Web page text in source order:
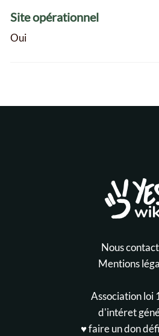
Site opérationnel
Oui
Nous
Mentions
Association loi
d'intéret
♥️ faire un don